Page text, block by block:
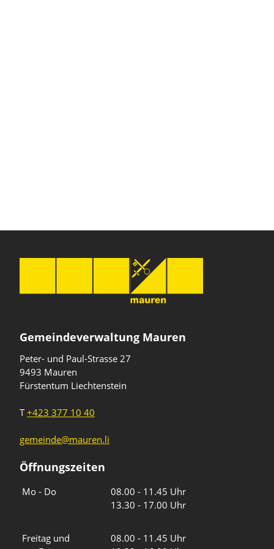
Gemeindeverwaltung Mauren
Peter- und Paul-Strasse 27
9493 Mauren
Fürstentum Liechtenstein
T+423 377 10 40
gemeinde@mauren.li
Öffnungszeiten
Mo - Do
08.00 - 11.45 Uhr
13.30 - 17.00 Uhr
Freitag und
08.00 - 11.45 Uhr